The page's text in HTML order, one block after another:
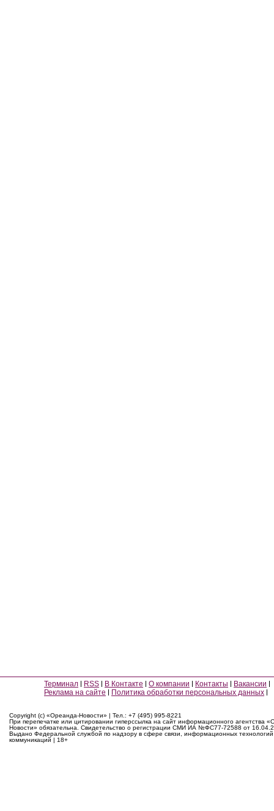
Терминал RSS В Контакте О компании Контакты
Вакансии
Реклама на сайте
Политика обработки персональных данных
Copyright (c) «Ореанда-Новости» | Тел.: +7 (495) 995-8221
При перепечатке или цитировании гиперссылка на сайт информационного агентства
Новости» обязательна. Свидетельство о регистрации СМИ ИА №ФС77-72588 от
Выдано Федеральной службой по надзору в сфере связи, информационных
коммуникаций | 18+